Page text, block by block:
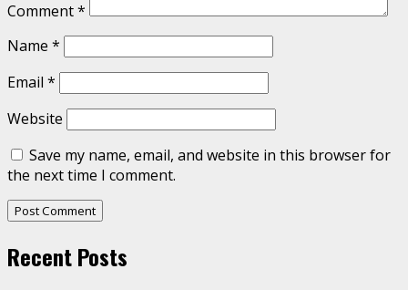
Comment*
Name *
Email *
Website
Save my name, email, and website in this browser for
the next time I comment.
Recent Posts